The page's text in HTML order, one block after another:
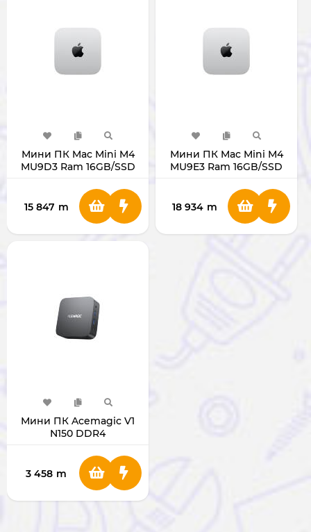
Мини ПК Mac Mini M4
MU9D3 Ram 16GB/SSD
15 847 m
Мини ПК Mac Mini M4
MU9E3 Ram 16GB/SSD
18 934 m
Мини ПК Acemagic V1
N150 DDR4
3 458 m